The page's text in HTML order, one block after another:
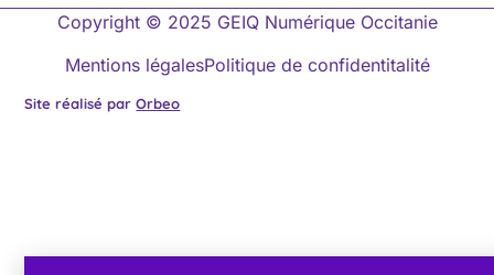
Copyright © 2025 GEIQ Numérique Occitanie
Mentions légalesPolitique de confidentitalité
Site réalisé parOrbeo